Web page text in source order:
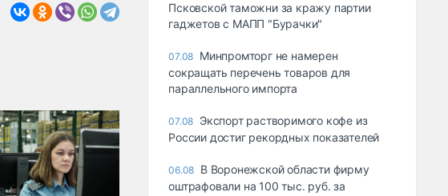
Псковской таможни за кражу партии
гаджетов с МАПП "Бурачки"
07.08 Минпромторг не намерен
сокращать перечень товаров для
параллельного импорта
07.08 Экспорт растворимого кофе из
России достиг рекордных показателей
06.08 В Воронежской области фирму
оштрафовали на 100 тыс. руб. за